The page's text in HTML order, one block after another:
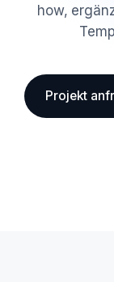
how,
Projekt